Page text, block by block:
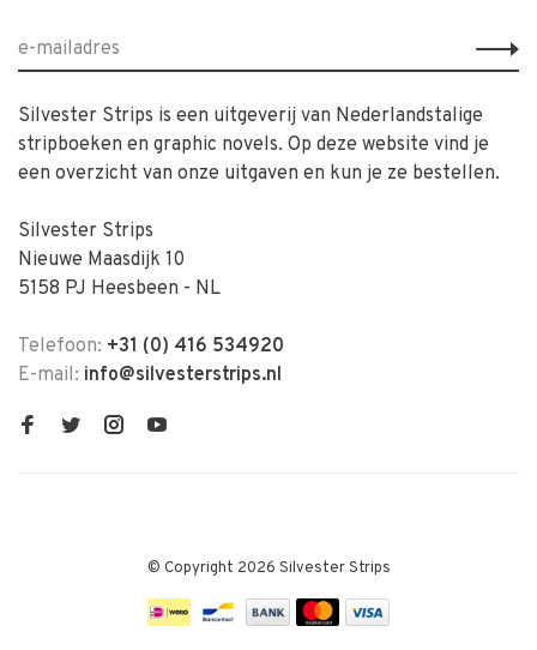
Silvester Strips is een uitgeverij van Nederlandstalige
stripboeken en graphic novels. Op deze website vind je
een overzicht van onze uitgaven en kun je ze bestellen.
Silvester Strips
Nieuwe Maasdijk 10
5158 PJ Heesbeen - NL
Telefoon: +31 (0) 416 534920
E-mail: info@silvesterstrips.nl
© Copyright 2026 Silvester Strips